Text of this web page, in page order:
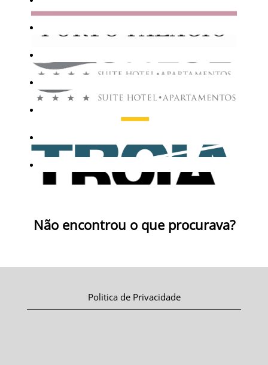
Não encontrou o que procurava?
Politica de Privacidade